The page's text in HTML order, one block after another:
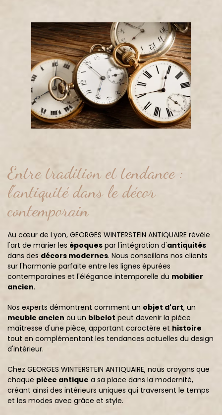
Entre tradition et tendance :
l'antiquité dans le décor
contemporain
Au cœur de Lyon, GEORGES WINTERSTEIN ANTIQUAIRE révèle
l'art de marier les époques par l'intégration d'antiquités
dans des décors modernes. Nous conseillons nos clients
sur l'harmonie parfaite entre les lignes épurées
contemporaines et l'élégance intemporelle du mobilier
ancien.
Nos experts démontrent comment un objet d'art, un
meuble ancien ou un bibelot peut devenir la pièce
maîtresse d'une pièce, apportant caractère et histoire
tout en complémentant les tendances actuelles du design
d'intérieur.
Chez GEORGES WINTERSTEIN ANTIQUAIRE, nous croyons que
chaque pièce antique a sa place dans la modernité,
créant ainsi des intérieurs uniques qui traversent le temps
et les modes avec grâce et style.